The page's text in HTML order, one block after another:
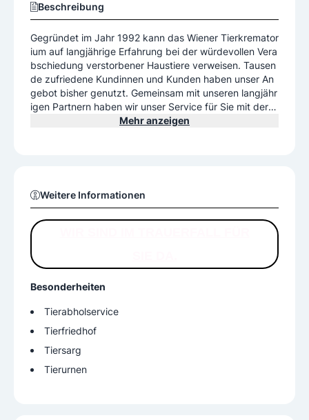
Beschreibung
Gegründet im Jahr 1992 kann das Wiener Tierkremator
ium auf langjährige Erfahrung bei der würdevollen Vera
bschiedung verstorbener Haustiere verweisen. Tausen
de zufriedene Kundinnen und Kunden haben unser An
gebot bisher genutzt. Gemeinsam mit unseren langjähr
igen Partnern haben wir unser Service für Sie mit der E
rrichtung unserer neuen Betriebsstätte noch weiter aus
ere.
Mehr anzeigen
Weitere Informationen
Besonderheiten
Tierabholservice
Tierfriedhof
Tiersarg
Tierurnen